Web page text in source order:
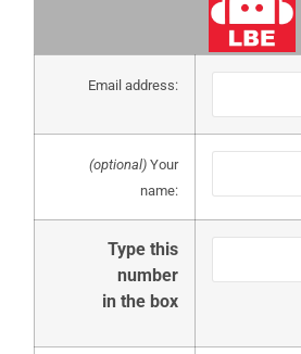
Email address:
(optional) Your
name:
Type this
number
in the box